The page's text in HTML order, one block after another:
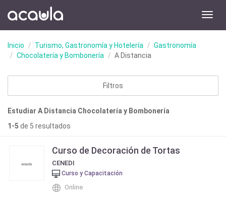
Inicio Turismo, Gastronomía y Hotelería
Gastronomía
Chocolatería y Bombonería
A Distancia
Filtros
Estudiar A Distancia Chocolatería y Bombonería
1-5 de 5 resultados
Curso de Decoración de Tortas
CENEDI
Curso y Capacitación
Online